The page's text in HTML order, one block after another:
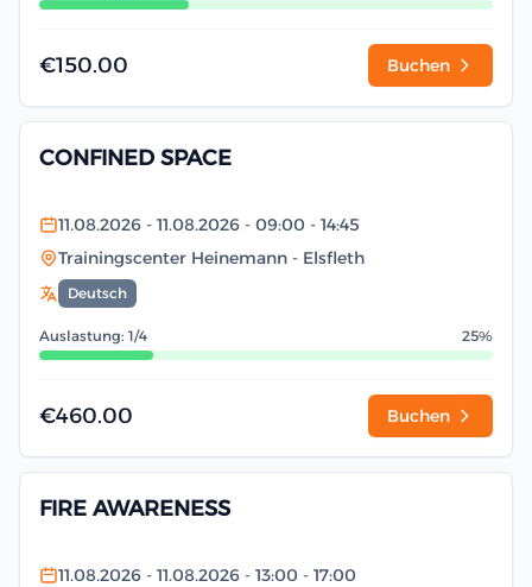
€150.00 Buchen
CONFINED SPACE
11.08.2026 - 11.08.2026 - 09:00 - 14:45
Trainingscenter Heinemann - Elsfleth
Deutsch
Auslastung: 1/4 25%
€460.00 Buchen
FIRE AWARENESS
11.08.2026 - 11.08.2026 - 13:00 - 17:00